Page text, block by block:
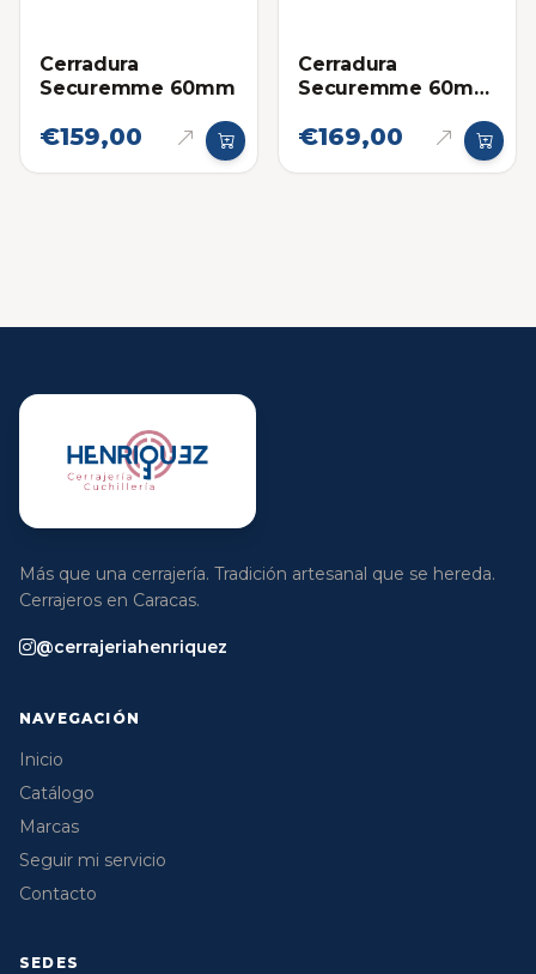
Cerradura
Securemme 60mm
€159,00
Cerradura
Securemme 60mm
Barras
€169,00
Más que una cerrajería. Tradición artesanal que se hereda.
Cerrajeros en Caracas.
@cerrajeriahenriquez
NAVEGACIÓN
Inicio
Catálogo
Marcas
Seguir mi servicio
Contacto
SEDES